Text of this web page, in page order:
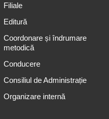
Filiale
Editură
Coordonare și îndrumare
metodică
Conducere
Consiliul de Administrație
Organizare internă